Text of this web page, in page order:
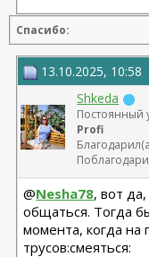
22.09.2025г.
Бабикова М.А.
06.01.2026г.
М.А.
Спасибо:
13.10.2025, 10:58
Shkeda
Постоянный
Profi
@Nesha78, вот
общаться. Тогда
момента, когда на
трусов:смеяться: